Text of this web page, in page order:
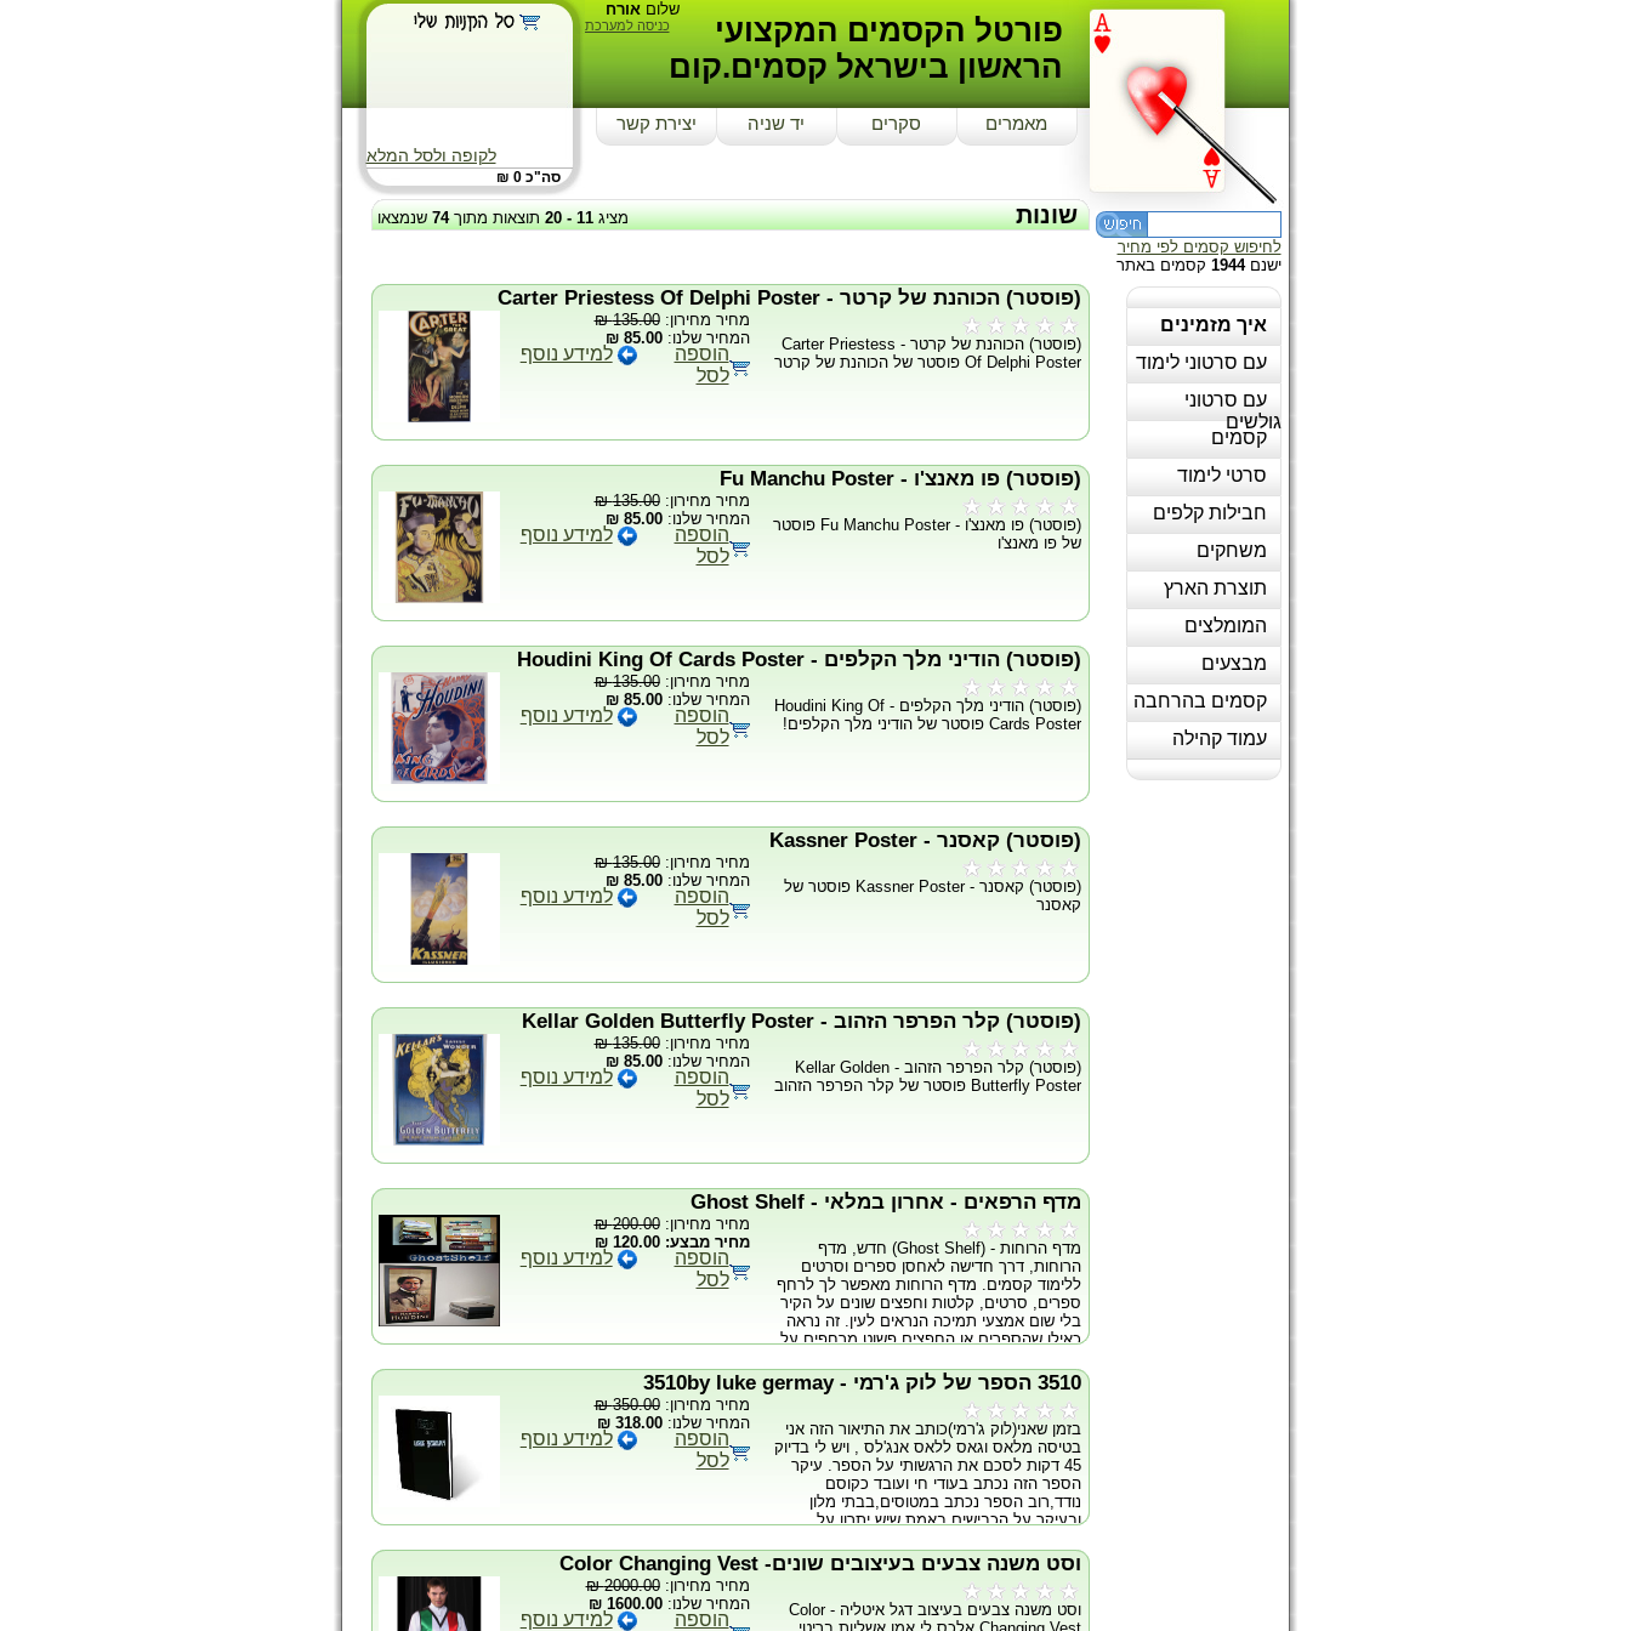
לקופה ולסל המלא
סה"כ 0 ₪
שלוםאורח
כניסה למערכת
פורטל הקסמים המקצועי
הראשון בישראל קסמים.קום
מאמרים סקרים יד שניה יצירת קשר
לחיפוש קסמים לפי מחיר
ישנם1944 קסמים באתר
איך מזמינים
עם סרטוני לימוד
עם סרטוני
גולשים
קסמים
סרטי לימוד
חבילות קלפים
משחקים
תוצרת הארץ
המומלצים
מבצעים
קסמים בהרחבה
עמוד קהילה
מציג11
-
20 תוצאות מתוך74שנמצאו שונות
(פוסטר) הכוהנת של קרטר - Carter Priestess Of Delphi Poster
(פוסטר) הכוהנת של קרטר - Carter Priestess
Of Delphi Poster פוסטר של הכוהנת של קרטר
מחיר מחירון:135.00 ₪
המחיר שלנו:85.00 ₪
הוספה
לסל
למידע נוסף
(פוסטר) פו מאנצ'ו - Fu Manchu Poster
(פוסטר) פו מאנצ'ו - Fu Manchu Poster פוסטר
של פו מאנצ'ו
מחיר מחירון:135.00 ₪
המחיר שלנו:85.00 ₪
הוספה
לסל
למידע נוסף
(פוסטר) הודיני מלך הקלפים - Houdini King Of Cards Poster
(פוסטר) הודיני מלך הקלפים - Houdini King Of
Cards Poster פוסטר של הודיני מלך הקלפים!
מחיר מחירון:135.00 ₪
המחיר שלנו:85.00 ₪
הוספה
לסל
למידע נוסף
(פוסטר) קאסנר - Kassner Poster
(פוסטר) קאסנר - Kassner Poster פוסטר של
קאסנר
מחיר מחירון:135.00 ₪
המחיר שלנו:85.00 ₪
הוספה
לסל
למידע נוסף
(פוסטר) קלר הפרפר הזהוב - Kellar Golden Butterfly Poster
(פוסטר) קלר הפרפר הזהוב - Kellar Golden
Butterfly Poster פוסטר של קלר הפרפר הזהוב
מחיר מחירון:135.00 ₪
המחיר שלנו:85.00 ₪
הוספה
לסל
למידע נוסף
מדף הרפאים - אחרון במלאי - Ghost Shelf
מדף הרוחות - (Ghost Shelf) חדש, מדף
הרוחות, דרך חדישה לאחסן ספרים וסרטים
ללימוד קסמים. מדף הרוחות מאפשר לך לרחף
ספרים, סרטים, קלטות וחפצים שונים על הקיר
בלי שום אמצעי תמיכה הנראים לעין. זה נראה
כאילו שהספרים או החפצים פשוט מרחפים על
זה נשמע אולי בלתי אפשרי אבל זה גם נראה
בלתי אפשרי, מה שיגרום לאנשים לחשוב
שבאמת יש בכם איזה משהו קסום ואחרי זה הם
בטוח יבקשו שתעשו להם קסמים. זאת דרך
מקורית ומרהיבה להציג לראווה את הקסמים
שלך ולמשוך צומת לב. הנה כמה נקודות חשובות
על מדף הרוחות: • מדף הרוחות מאפשר לך
לרחף את הספרים או הסרטים שלך באוויר, על
כל קיר שתרצה. • מדף הרוחות מושלם למקומות
אותו. • מדף הרוחות מאפשר לרחף ספרים בעלי
כריכה קשה, כריכה רכה, DVD וקלטות ווידאו.
פוגע או הורס את הספרים שלך. •מדף הרוחות
מחיר מחירון:200.00 ₪
מחיר מבצע: 120.00 ₪
הוספה
לסל
למידע נוסף
3510 הספר של לוק ג'רמי - 3510by luke germay
בזמן שאני(לוק ג'רמי)כותב את התיאור הזה אני
בטיסה מלאס וגאס ללאס אנג'לס , ויש לי בדיוק
45 דקות לסכם את הרגשותי על הספר. עיקר
הספר הזה נכתב בעודי חי ועובד כקוסם
נודד,רוב הספר נכתב במטוסים,בבתי מלון
ובעיקר על הכבישים.באמת שיש יתרון על
המחשבות שלי אם זה בכביש ואם זה על שולחן.
המשימה להסתכל על הספר כדי לראות שכל
מילה מובנה היה כמו לקרוא יומן נסיעות או יומן
ישן לפני הרבה שנים. פרקים מסוימים מזכירים
מחיר מחירון:350.00 ₪
המחיר שלנו:318.00 ₪
הוספה
לסל
למידע נוסף
וסט משנה צבעים בעיצובים שונים- Color Changing Vest
וסט משנה צבעים בעיצוב דגל איטליה - Color
מחיר מחירון:2000.00 ₪
המחיר שלנו:1600.00 ₪
הוספה למידע נוסף